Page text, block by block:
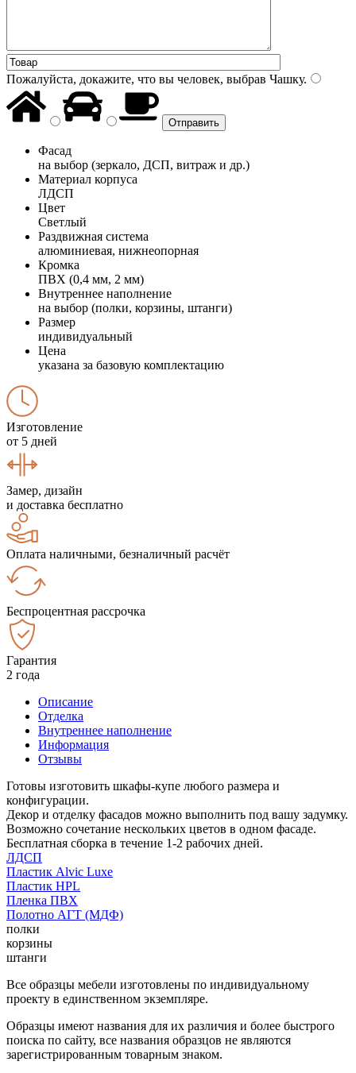
Пожалуйста, докажите, что вы человек, выбрав Чашку.
Фасад
на выбор (зеркало, ДСП, витраж и др.)
Материал корпуса
ЛДСП
Цвет
Светлый
Раздвижная система
алюминиевая, нижнеопорная
Кромка
ПВХ (0,4 мм, 2 мм)
Внутреннее наполнение
на выбор (полки, корзины, штанги)
Размер
индивидуальный
Цена
указана за базовую комплектацию
Изготовление
от 5 дней
Замер, дизайн
и доставка бесплатно
Оплата наличными, безналичный расчёт
Беспроцентная рассрочка
Гарантия
2 года
Описание
Отделка
Внутреннее наполнение
Информация
Отзывы
Готовы изготовить шкафы-купе любого размера и
конфигурации.
Декор и отделку фасадов можно выполнить под вашу задумку.
Возможно сочетание нескольких цветов в одном фасаде.
Бесплатная сборка в течение 1-2 рабочих дней.
ЛДСП
Пластик Alvic Luxe
Пластик HPL
Пленка ПВХ
Полотно АГТ (МДФ)
полки
корзины
штанги
Все образцы мебели изготовлены по индивидуальному
проекту в единственном экземпляре.
Образцы имеют названия для их различия и более быстрого
поиска по сайту, все названия образцов не являются
зарегистрированным товарным знаком.